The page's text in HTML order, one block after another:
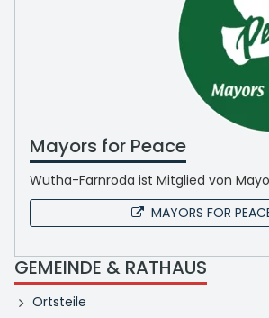
Mayors for Peace
Wutha-Farnroda ist Mitglied von
MAYORS FOR
GEMEINDE & RATHAUS
Ortsteile